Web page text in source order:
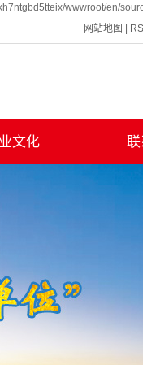
wwwroot/en/
网站地图
文化 联